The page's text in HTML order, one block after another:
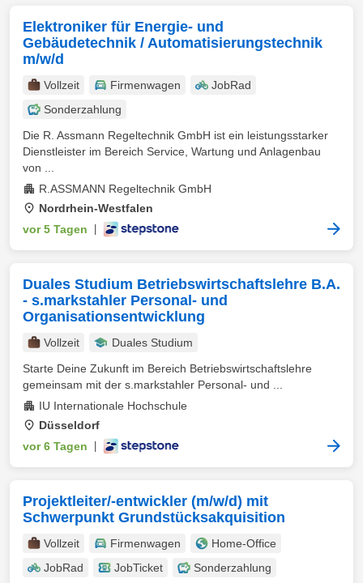
Elektroniker für Energie- und
Gebäudetechnik / Automatisierungstechnik
m/w/d
Vollzeit Firmenwagen
JobRad
Sonderzahlung
Die R. Assmann Regeltechnik GmbH ist ein leistungsstarker
Dienstleister im Bereich Service, Wartung und Anlagenbau
von ...
R.ASSMANN Regeltechnik GmbH
Nordrhein-Westfalen
vor 5 Tagen
Duales Studium Betriebswirtschaftslehre B.A.
- s.markstahler Personal- und
Organisationsentwicklung
Vollzeit
Duales Studium
Starte Deine Zukunft im Bereich Betriebswirtschaftslehre
gemeinsam mit der s.markstahler Personal- und ...
IU Internationale Hochschule
Düsseldorf
vor 6 Tagen
Projektleiter/-entwickler (m/w/d) mit
Schwerpunkt Grundstücksakquisition
Vollzeit Firmenwagen
Home-Office
JobRad
JobTicket
Sonderzahlung